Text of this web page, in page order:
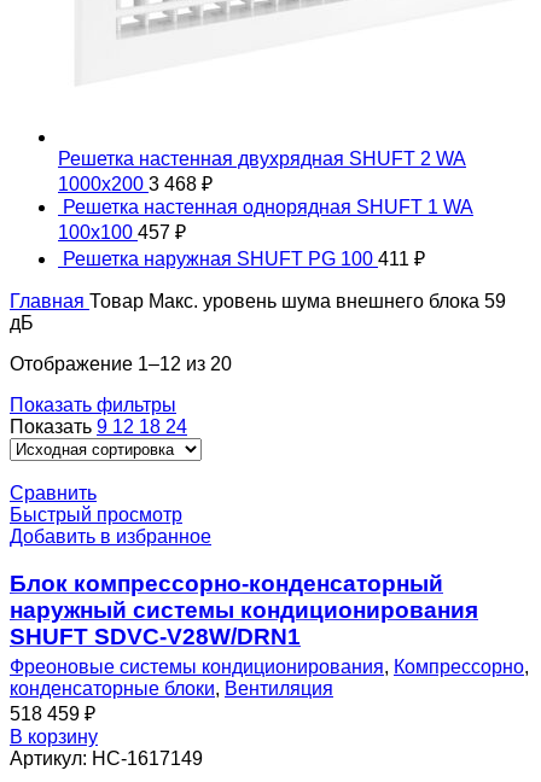
Решетка настенная двухрядная SHUFT 2 WA
1000x200 3 468 ₽
Решетка настенная однорядная SHUFT 1 WA
100x100 457 ₽
Решетка наружная SHUFT PG 100 411 ₽
Главная Товар Макс. уровень шума внешнего блока 59
дБ
Отображение 1–12 из 20
Показать фильтры
Показать 9 12 18 24
Сравнить
Быстрый просмотр
Добавить в избранное
Блок компрессорно-конденсаторный
наружный системы кондиционирования
SHUFT SDVC-V28W/DRN1
Фреоновые системы кондиционирования, Компрессорно,
конденсаторные блоки, Вентиляция
518 459 ₽
В корзину
Артикул: НС-1617149